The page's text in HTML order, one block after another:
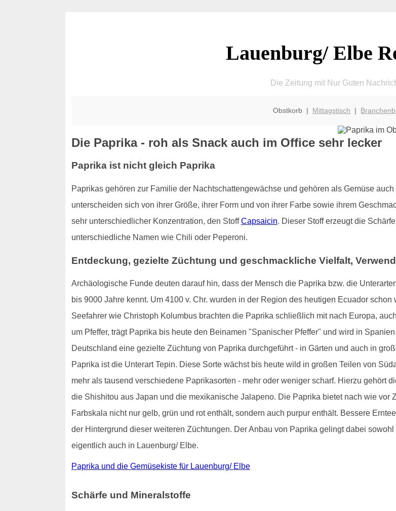
Lauenburg/ Elbe
Die Zeitung mit Nur Guten
Obstkorb | Mittagstisch |
Die Paprika - roh als Snack auch im Office sehr lecker
Paprika ist nicht gleich Paprika
Paprikas gehören zur Familie der Nachtschattengewächse und gehören als Gemüse
unterscheiden sich von ihrer Größe, ihrer Form und von ihrer Farbe sowie ihrem
sehr unterschiedlicher Konzentration, den StoffCapsaicin. Dieser Stoff erzeugt die
unterschiedliche Namen wie Chili oder Peperoni.
Entdeckung, gezielte Züchtung und geschmackliche Vielfalt,
Archäologische Funde deuten darauf hin, dass der Mensch die Paprika bzw. die
bis 9000 Jahre kennt. Um 4100 v. Chr. wurden in der Region des heutigen Ecuador
Seefahrer wie Christoph Kolumbus brachten die Paprika schließlich mit nach Europa,
um Pfeffer, trägt Paprika bis heute den Beinamen "Spanischer Pfeffer" und wird in
Deutschland eine gezielte Züchtung von Paprika durchgeführt - in Gärten und auch in
Paprika ist die Unterart Tepin. Diese Sorte wächst bis heute wild in großen Teilen von
mehr als tausend verschiedene Paprikasorten - mehr oder weniger scharf. Hierzu gehört
die Shishitou aus Japan und die mexikanische Jalapeno. Die Paprika bietet nach wie vor
Farbskala nicht nur gelb, grün und rot enthält, sondern auch purpur enthält. Bessere
der Hintergrund dieser weiteren Züchtungen. Der Anbau von Paprika gelingt dabei
eigentlich auch in Lauenburg/ Elbe.
Paprika und die Gemüsekiste für Lauenburg/ Elbe
Schärfe und Mineralstoffe